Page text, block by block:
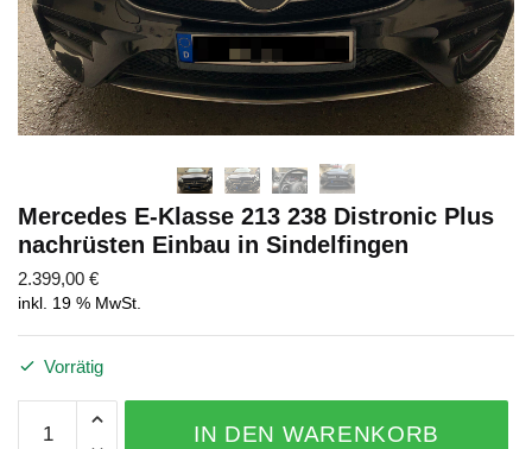
Mercedes E-Klasse 213 238 Distronic Plus
nachrüsten Einbau in Sindelfingen
2.399,00 €
inkl. 19 % MwSt.
Vorrätig
IN DEN WARENKORB